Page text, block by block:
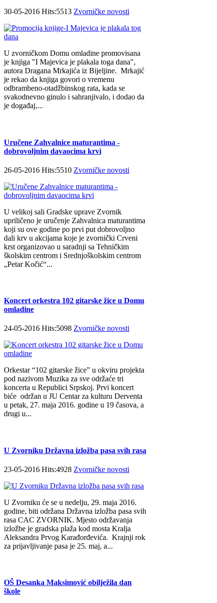
30-05-2016 Hits:5513 Zvorničke novosti
U zvorničkom Domu omladine promovisana
je knjiga "I Majevica je plakala toga dana",
autora Dragana Mrkajića iz Bijeljine. Mrkajić
je rekao da knjiga govori o vremenu
odbrambeno-otadžbinskog rata, kada se
svakodnevno ginulo i sahranjivalo, i dodao da
je događaj,...
Uručene Zahvalnice maturantima -
dobrovoljnim davaocima krvi
26-05-2016 Hits:5510 Zvorničke novosti
U velikoj sali Gradske uprave Zvornik
upriličeno je uručenje Zahvalnica maturantima
koji su ove godine po prvi put dobrovoljno
dali krv u akcijama koje je zvornički Crveni
krst organizovao u saradnji sa Tehničkim
školskim centrom i Srednjoškolskim centrom
„Petar Kočić“...
Koncert orkestra 102 gitarske žice u Domu
omladine
24-05-2016 Hits:5098 Zvorničke novosti
Orkestar “102 gitarske žice” u okviru projekta
pod nazivom Muzika za sve održaće tri
koncerta u Republici Srpskoj. Prvi koncert
biće održan u JU Centar za kulturu Derventa
u petak, 27. maja 2016. godine u 19 časova, a
drugi u...
U Zvorniku Državna izložba pasa svih rasa
23-05-2016 Hits:4928 Zvorničke novosti
U Zvorniku će se u nedelju, 29. maja 2016.
godine, biti održana Državna izložba pasa svih
rasa CAC ZVORNIK. Mjesto održavanja
izložbe je gradska plaža kod mosta Kralja
Aleksandra Prvog Karađorđevića. Krajnji rok
za prijavljivanje pasa je 25. maj, a...
OŠ Desanka Maksimović obilježila dan
škole